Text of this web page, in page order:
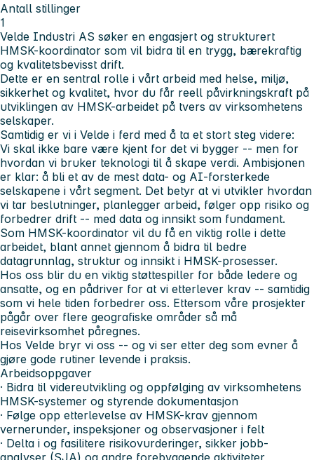
Antall stillinger
1
Velde Industri AS søker en engasjert og strukturert
HMSK-koordinator som vil bidra til en trygg, bærekraftig
og kvalitetsbevisst drift.
Dette er en sentral rolle i vårt arbeid med helse, miljø,
sikkerhet og kvalitet, hvor du får reell påvirkningskraft på
utviklingen av HMSK-arbeidet på tvers av virksomhetens
selskaper.
Samtidig er vi i Velde i ferd med å ta et stort steg videre:
Vi skal ikke bare være kjent for det vi bygger -- men for
hvordan vi bruker teknologi til å skape verdi. Ambisjonen
er klar: å bli et av de mest data- og AI-forsterkede
selskapene i vårt segment. Det betyr at vi utvikler hvordan
vi tar beslutninger, planlegger arbeid, følger opp risiko og
forbedrer drift -- med data og innsikt som fundament.
Som HMSK-koordinator vil du få en viktig rolle i dette
arbeidet, blant annet gjennom å bidra til bedre
datagrunnlag, struktur og innsikt i HMSK-prosesser.
Hos oss blir du en viktig støttespiller for både ledere og
ansatte, og en pådriver for at vi etterlever krav -- samtidig
som vi hele tiden forbedrer oss. Ettersom våre prosjekter
pågår over flere geografiske områder så må
reisevirksomhet påregnes.
Hos Velde bryr vi oss -- og vi ser etter deg som evner å
gjøre gode rutiner levende i praksis.
Arbeidsoppgaver
· Bidra til videreutvikling og oppfølging av virksomhetens
HMSK-systemer og styrende dokumentasjon
· Følge opp etterlevelse av HMSK-krav gjennom
vernerunder, inspeksjoner og observasjoner i felt
· Delta i og fasilitere risikovurderinger, sikker jobb-
analyser (SJA) og andre forebyggende aktiviteter